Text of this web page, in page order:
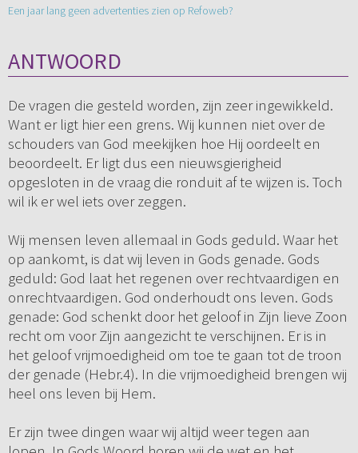
Een jaar lang geen advertenties zien op Refoweb?
ANTWOORD
De vragen die gesteld worden, zijn zeer ingewikkeld.
Want er ligt hier een grens. Wij kunnen niet over de
schouders van God meekijken hoe Hij oordeelt en
beoordeelt. Er ligt dus een nieuwsgierigheid
opgesloten in de vraag die ronduit af te wijzen is. Toch
wil ik er wel iets over zeggen.
Wij mensen leven allemaal in Gods geduld. Waar het
op aankomt, is dat wij leven in Gods genade. Gods
geduld: God laat het regenen over rechtvaardigen en
onrechtvaardigen. God onderhoudt ons leven. Gods
genade: God schenkt door het geloof in Zijn lieve Zoon
recht om voor Zijn aangezicht te verschijnen. Er is in
het geloof vrijmoedigheid om toe te gaan tot de troon
der genade (Hebr.4). In die vrijmoedigheid brengen wij
heel ons leven bij Hem.
Er zijn twee dingen waar wij altijd weer tegen aan